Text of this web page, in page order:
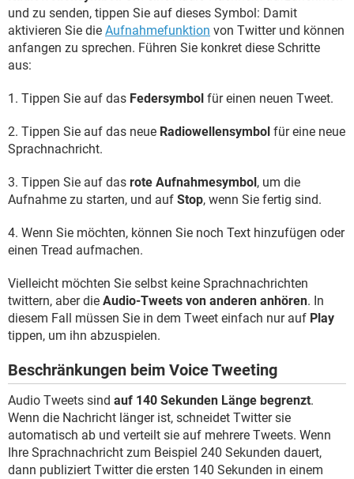
und zu senden, tippen Sie auf dieses Symbol: Damit
aktivieren Sie die Aufnahmefunktion von Twitter und können
anfangen zu sprechen. Führen Sie konkret diese Schritte
aus:
1. Tippen Sie auf das Federsymbol für einen neuen Tweet.
2. Tippen Sie auf das neue Radiowellensymbol für eine neue
Sprachnachricht.
3. Tippen Sie auf das rote Aufnahmesymbol, um die
Aufnahme zu starten, und auf Stop, wenn Sie fertig sind.
4. Wenn Sie möchten, können Sie noch Text hinzufügen oder
einen Tread aufmachen.
Vielleicht möchten Sie selbst keine Sprachnachrichten
twittern, aber die Audio-Tweets von anderen anhören. In
diesem Fall müssen Sie in dem Tweet einfach nur auf Play
tippen, um ihn abzuspielen.
Beschränkungen beim Voice Tweeting
Audio Tweets sind auf 140 Sekunden Länge begrenzt.
Wenn die Nachricht länger ist, schneidet Twitter sie
automatisch ab und verteilt sie auf mehrere Tweets. Wenn
Ihre Sprachnachricht zum Beispiel 240 Sekunden dauert,
dann publiziert Twitter die ersten 140 Sekunden in einem